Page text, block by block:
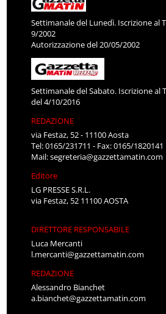
Settimanale del Lunedì. Iscrizione al
9/2002
Autorizzazione del 20/05/2002
Settimanale del Sabato. Iscrizione al
del 4/10/2016
REDAZIONE
via Festaz, 52 - 11100 Aosta
Tel: 0165/231711 - Fax: 0165/1820141
Mail:segreteria@gazzettamatin.com
Editore
LG PRESSE S.R.L.
via Festaz, 52 11100 AOSTA
DIRETTORE RESPONSABILE
Luca Mercanti
l.mercanti@gazzettamatin.com
REDAZIONE
Alessandro Bianchet
a.bianchet@gazzettamatin.com